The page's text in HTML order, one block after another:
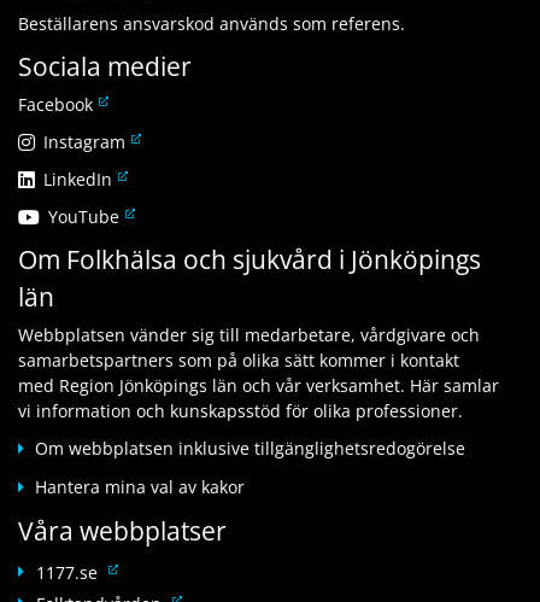
Beställarens ansvarskod används som referens.
Sociala medier
FacebookL
n
k
i
l
n
n
a
n
e
b
p
a
Instagram L
ä
k
i
a
n
n
a
n
e
b
b
l
LinkedIn L
n
k
l
l
a
n
a
n
e
YouTubeL
n
i
l
l
a
n
a
w
b
Om Folkhälsa och sjukvård i Jönköpings
län
Webbplatsen vänder sig till medarbetare, vårdgivare och
samarbetspartners som på olika sätt kommer i kontakt
med Region Jönköpings län och vår verksamhet. Här samlar
vi information och kunskapsstöd för olika professioner.
Om webbplatsen inklusive tillgänglighetsredogörelse
Hantera mina val av kakor
Våra webbplatser
1177.se L
ä